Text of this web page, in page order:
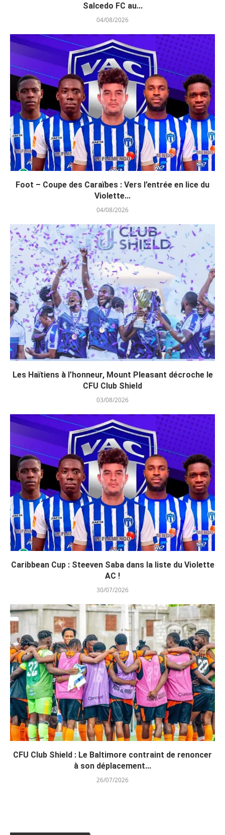
Salcedo FC au...
04/08/2026
Foot – Coupe des Caraïbes : Vers l’entrée en lice du
Violette...
04/08/2026
Les Haïtiens à l’honneur, Mount Pleasant décroche le
CFU Club Shield
03/08/2026
Caribbean Cup : Steeven Saba dans la liste du Violette
AC !
30/07/2026
CFU Club Shield : Le Baltimore contraint de renoncer
à son déplacement...
26/07/2026